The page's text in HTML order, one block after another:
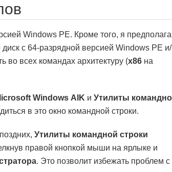
Windows PE. Кроме того, я
с 64-разрядной версией Windows PE и/
во всех командах архитектуру (х86 на
Windows AIK и Утилиты
в это окно командной строки.
Утилиты командной строки
правой кнопкой мыши на ярлыке и
. Это позволит избежать проблем с